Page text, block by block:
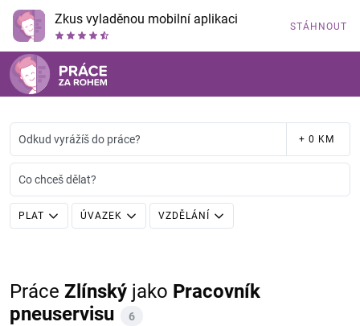
Zkus vyladěnou mobilní aplikaci STÁHNOUT
Odkud vyrážíš do práce? + 0 KM
Co chceš dělat?
PLAT ÚVAZEK VZDĚLÁNÍ
Práce Zlínský jako Pracovník
pneuservisu
6